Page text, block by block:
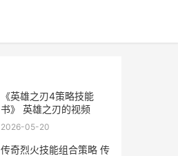
《英雄之刃4策略技能
书》 英雄之刃的视频
2026-05-20
传奇烈火技能组合策略 传